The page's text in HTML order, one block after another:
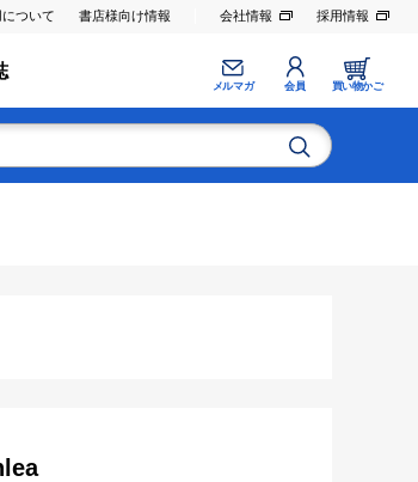
ついて 書店様向け情報 会社情報 採用情報
メルマガ 会員 買い物かご